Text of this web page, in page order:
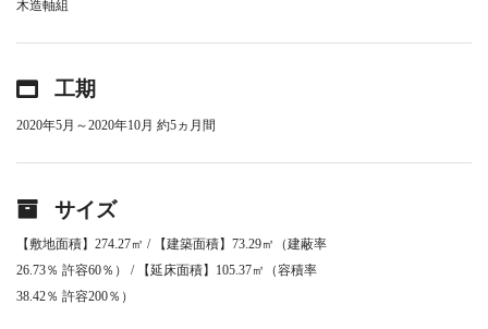
木造軸組
工期
2020年5月～2020年10月 約5ヵ月間
サイズ
【敷地面積】274.27㎡ / 【建築面積】73.29㎡（建蔽率
26.73％ 許容60％） / 【延床面積】105.37㎡（容積率
38.42％ 許容200％）